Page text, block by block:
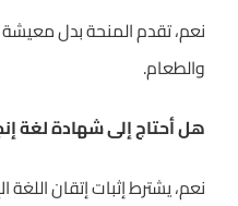
نعم، تقدم المنحة بدل
والطعام.
هل أحتاج إلى شهادة لغة
نعم، يشترط إثبات إتقان